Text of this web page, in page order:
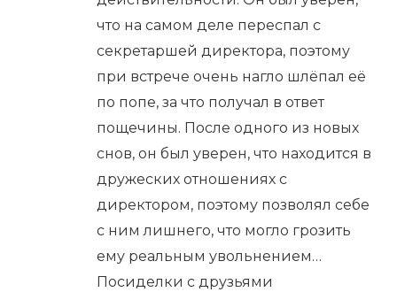
что на самом деле переспал с
секретаршей директора, поэтому
при встрече очень нагло шлёпал её
по попе, за что получал в ответ
пощечины. После одного из новых
снов, он был уверен, что находится в
дружеских отношениях с
директором, поэтому позволял себе
с ним лишнего, что могло грозить
ему реальным увольнением…
Посиделки с друзьями